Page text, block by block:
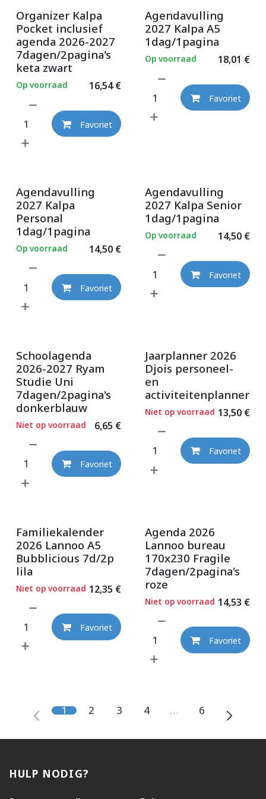
Organizer Kalpa
Pocket inclusief
agenda 2026-2027
7dagen/2pagina's
keta zwart
16,54€
Op voorraad
Favoriet
Agendavulling
2027 Kalpa A5
1dag/1pagina
18,01 €
Op voorraad
Favoriet
Agendavulling
2027 Kalpa
Personal
1dag/1pagina
14,50€
Op voorraad
Favoriet
Agendavulling
2027 Kalpa Senior
1dag/1pagina
14,50€
Op voorraad
Favoriet
Schoolagenda
2026-2027 Ryam
Studie Uni
7dagen/2pagina's
donkerblauw
6,65 €
Niet op voorraad
Favoriet
Jaarplanner 2026
Djois personeel-
en
activiteitenplanner
13,50€
Niet op voorraad
Favoriet
Familiekalender
2026 Lannoo A5
Bubblicious 7d/2p
lila
12,35 €
Niet op voorraad
Favoriet
Agenda 2026
Lannoo bureau
170x230 Fragile
7dagen/2pagina's
roze
14,53 €
Niet op voorraad
Favoriet
1 2 3 4 … 6
HULP NODIG?